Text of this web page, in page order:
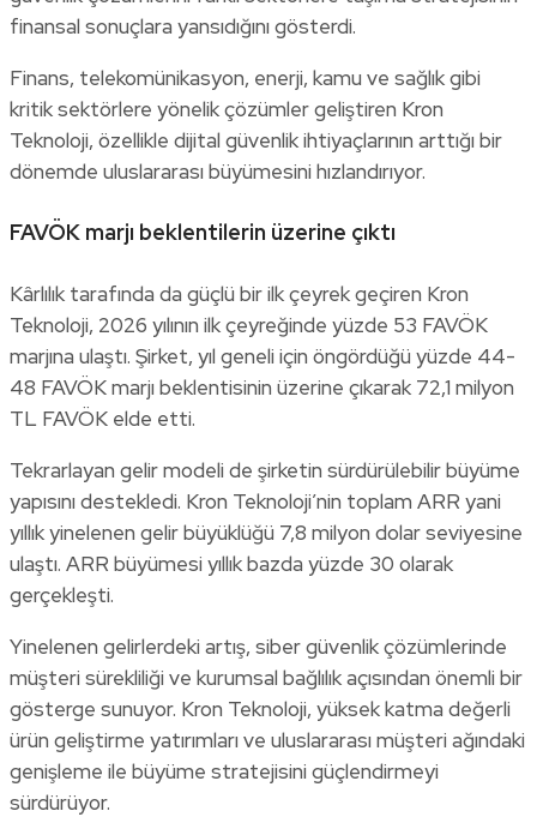
finansal sonuçlara yansıdığını gösterdi.
Finans, telekomünikasyon, enerji, kamu ve sağlık gibi
kritik sektörlere yönelik çözümler geliştiren Kron
Teknoloji, özellikle dijital güvenlik ihtiyaçlarının arttığı bir
dönemde uluslararası büyümesini hızlandırıyor.
FAVÖK marjı beklentilerin üzerine çıktı
Kârlılık tarafında da güçlü bir ilk çeyrek geçiren Kron
Teknoloji, 2026 yılının ilk çeyreğinde yüzde 53 FAVÖK
marjına ulaştı. Şirket, yıl geneli için öngördüğü yüzde 44-
48 FAVÖK marjı beklentisinin üzerine çıkarak 72,1 milyon
TL FAVÖK elde etti.
Tekrarlayan gelir modeli de şirketin sürdürülebilir büyüme
yapısını destekledi. Kron Teknoloji’nin toplam ARR yani
yıllık yinelenen gelir büyüklüğü 7,8 milyon dolar seviyesine
ulaştı. ARR büyümesi yıllık bazda yüzde 30 olarak
gerçekleşti.
Yinelenen gelirlerdeki artış, siber güvenlik çözümlerinde
müşteri sürekliliği ve kurumsal bağlılık açısından önemli bir
gösterge sunuyor. Kron Teknoloji, yüksek katma değerli
ürün geliştirme yatırımları ve uluslararası müşteri ağındaki
genişleme ile büyüme stratejisini güçlendirmeyi
sürdürüyor.